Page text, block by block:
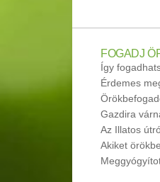
FOGADJ
Így
Érdemes
Gazdira
Az Illatos
Akiket